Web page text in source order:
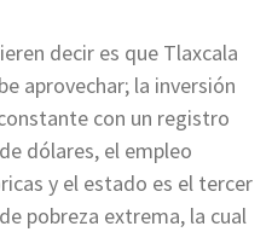
decir es que Tlaxcala
aprovechar; la inversión
con un registro
dólares, el empleo
y el estado es el tercer
pobreza extrema, la cual